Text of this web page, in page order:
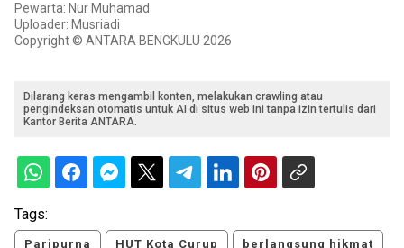
Pewarta: Nur Muhamad
Uploader: Musriadi
Copyright © ANTARA BENGKULU 2026
Dilarang keras mengambil konten, melakukan crawling atau
pengindeksan otomatis untuk AI di situs web ini tanpa izin tertulis dari
Kantor Berita ANTARA.
Tags:
Paripurna HUT Kota Curup berlangsung hikmat